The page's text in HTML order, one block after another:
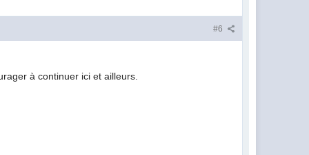
#6
à continuer ici et ailleurs.